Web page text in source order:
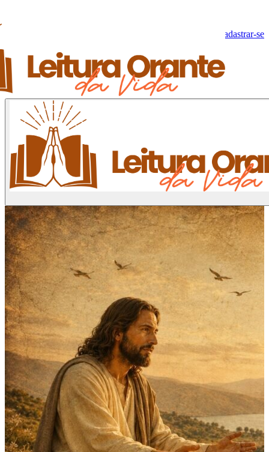
Cadastrar-se